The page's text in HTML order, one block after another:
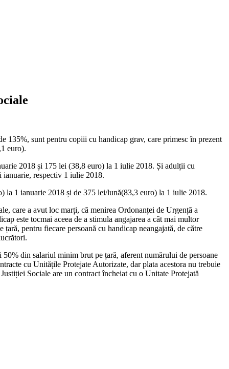
135%, sunt pentru copiii cu handicap grav, care primesc în prezent
euro).
2018 și 175 lei (38,8 euro) la 1 iulie 2018. Și adulții cu
ianuarie, respectiv 1 iulie 2018.
la 1 ianuarie 2018 și de 375 lei/lună(83,3 euro) la 1 iulie 2018.
care a avut loc marți, că menirea Ordonanței de Urgență a
este tocmai aceea de a stimula angajarea a cât mai multor
pentru fiecare persoană cu handicap neangajată, de către
din salariul minim brut pe țară, aferent numărului de persoane
cu Unitățile Protejate Autorizate, dar plata acestora nu trebuie
Sociale are un contract încheiat cu o Unitate Protejată